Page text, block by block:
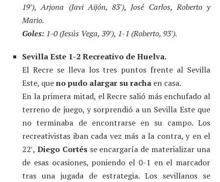
19′), Arjona (Javi Aijón, 83′), José Carlos, Roberto y
Mario.
Goles: 1-0 (Jesús Vega, 39′), 1-1 (Roberto, 93′).
Sevilla Este 1-2 Recreativo de Huelva.
El Recre se lleva los tres puntos frente al Sevilla
Este, queno pudo alargar su racha en casa.
En la primera mitad, el Recre salió más enchufado al
terreno de juego, y sorprendió a un Sevilla Este que
no terminaba de encontrarse en su campo. Los
recreativistas iban cada vez más a la contra, y en el
22′, Diego Cortés se encargaría de materializar una
de esas ocasiones, poniendo el 0-1 en el marcador
tras una jugada de estrategia. Los sevillanos se